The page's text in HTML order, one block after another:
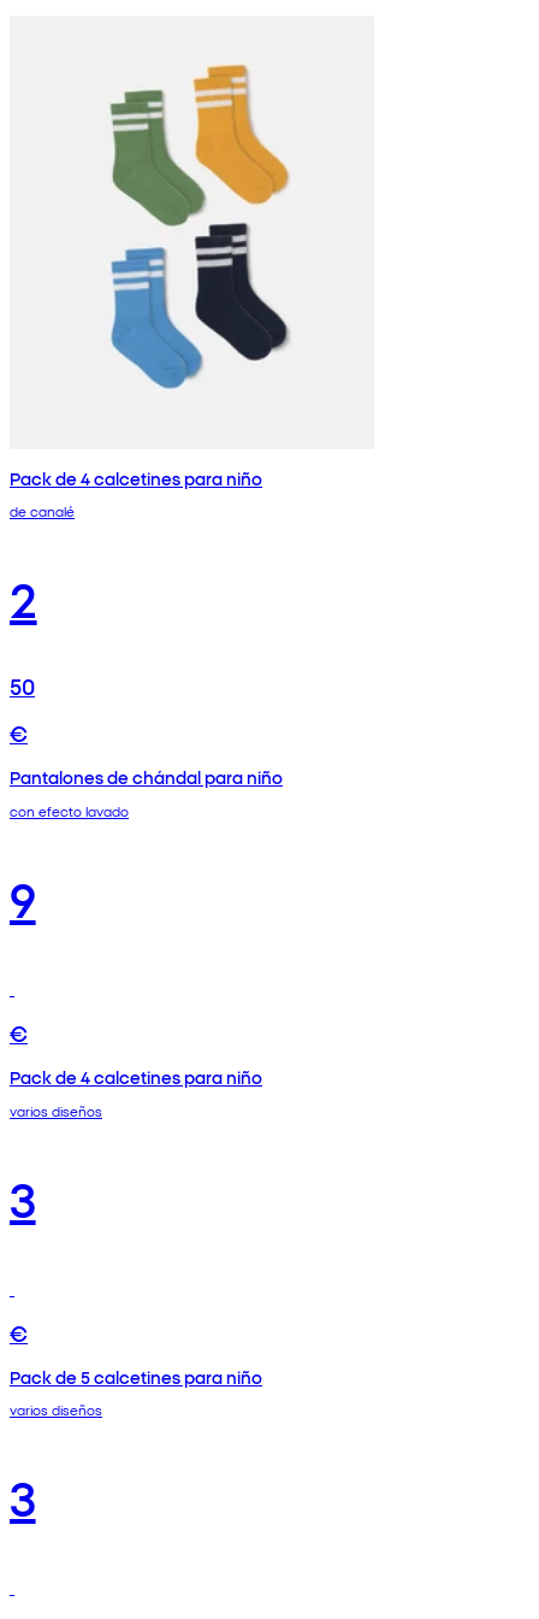
Pack de 4 calcetines para niño
de canalé
2
50
€
Pantalones de chándal para niño
con efecto lavado
9
€
Pack de 4 calcetines para niño
varios diseños
3
€
Pack de 5 calcetines para niño
varios diseños
3